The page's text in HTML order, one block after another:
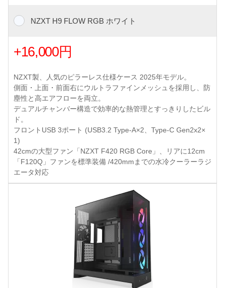
NZXT H9 FLOW RGB ホワイト
+16,000円
NZXT製、人気のピラーレス仕様ケース 2025年モデル。
側面・上面・前面右にウルトラファインメッシュを採用し、防
塵性と高エアフローを両立。
デュアルチャンバー構造で効率的な熱管理とすっきりしたビル
ド。
フロントUSB 3ポート (USB3.2 Type-A×2、Type-C Gen2x2×
1)
42cmの大型ファン「NZXT F420 RGB Core」、リアに12cm
「F120Q」ファンを標準装備 /420mmまでの水冷クーラーラジ
エータ対応